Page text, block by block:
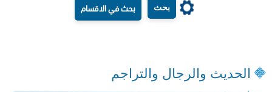
بحث
الحديث والرجال والتراجم